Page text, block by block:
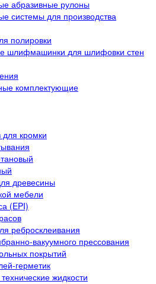
абразивные рулоны
системы для производства
полировки
шлифмашинки для шлифовки стен
комплектующие
кромки
древесины
мебели
(EPI)
ребросклеивания
вакуумного прессования
покрытий
герметик
жидкости